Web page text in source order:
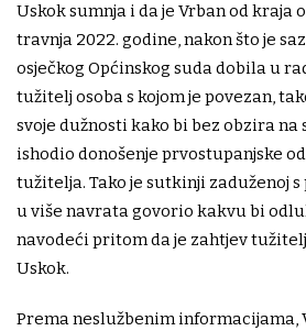
Uskok sumnja i da je Vrban od kraja
travnja 2022. godine, nakon što je
osječkog Općinskog suda dobila u
tužitelj osoba s kojom je povezan,
svoje dužnosti kako bi bez obzira na
ishodio donošenje prvostupanjske
tužitelja. Tako je sutkinji zaduženoj
u više navrata govorio kakvu bi
navodeći pritom da je zahtjev
Uskok.
Prema neslužbenim informacijama,